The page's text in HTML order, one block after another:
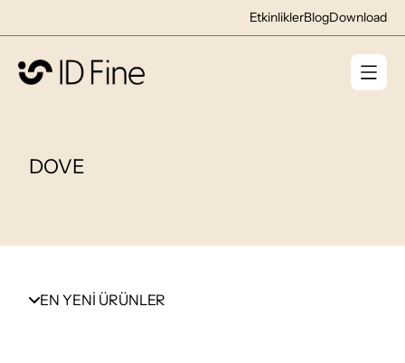
EtkinliklerBlogDownload
DOVE
EN YENİ ÜRÜNLER